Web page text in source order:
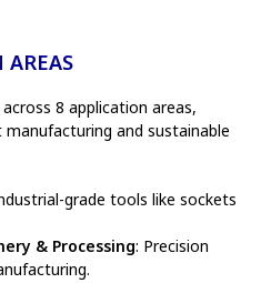
8 application areas,
and sustainable
grade tools like sockets
& Processing: Precision